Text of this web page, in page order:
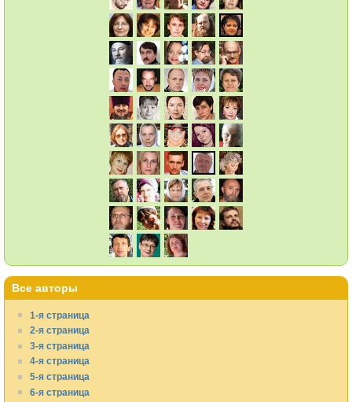
Все авторы
1-я страница
2-я страница
3-я страница
4-я страница
5-я страница
6-я страница